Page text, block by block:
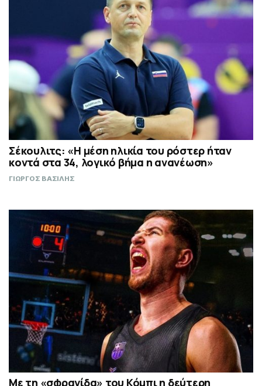
Σέκουλιτς: «Η μέση ηλικία του ρόστερ ήταν
κοντά στα 34, λογικό βήμα η ανανέωση»
ΓΙΩΡΓΟΣ ΒΑΣΙΛΗΣ
Με τη «σφραγίδα» του Κόμπι η δεύτερη